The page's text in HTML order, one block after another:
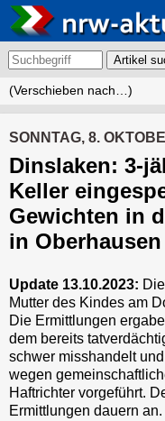
Artikel
SONNTAG, 8.
Dinslaken: 3-
Keller
Gewichten in
in
Update 13.10.2023:
Mutter des Kindes am
Die Ermittlungen
dem bereits
schwer misshandelt
wegen
Haftrichter vorgeführt.
Ermittlungen dauern an.